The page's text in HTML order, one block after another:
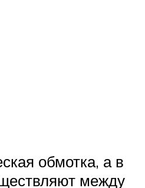
обмотка, а в
между